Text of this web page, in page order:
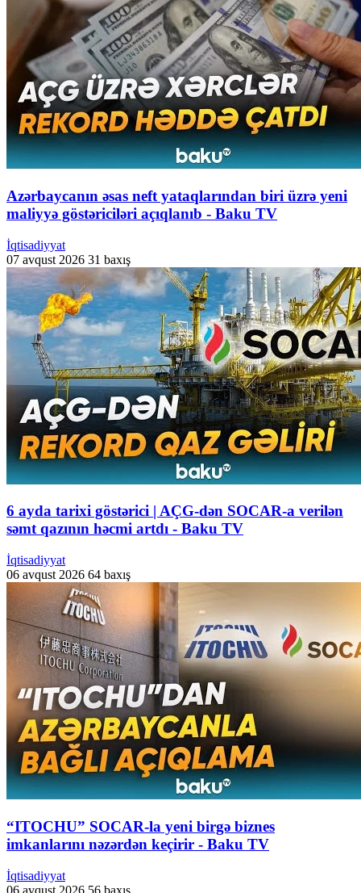
Azərbaycanın əsas neft yataqlarından biri üzrə yeni
maliyyə göstəriciləri açıqlanıb - Baku TV
İqtisadiyyat
07 avqust 2026 31 baxış
6 ayda tarixi göstərici | AÇG-dən SOCAR-a verilən
səmt qazının həcmi artdı - Baku TV
İqtisadiyyat
06 avqust 2026 64 baxış
“ITOCHU” SOCAR-la yeni birgə biznes
imkanlarını nəzərdən keçirir - Baku TV
İqtisadiyyat
06 avqust 2026 56 baxış